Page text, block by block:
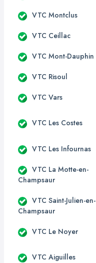
VTC Montclus
VTC Ceillac
VTC Mont-Dauphin
VTC Risoul
VTC Vars
VTC Les Costes
VTC Les Infournas
VTC La Motte-en-
Champsaur
VTC Saint-Julien-en-
Champsaur
VTC Le Noyer
VTC Aiguilles